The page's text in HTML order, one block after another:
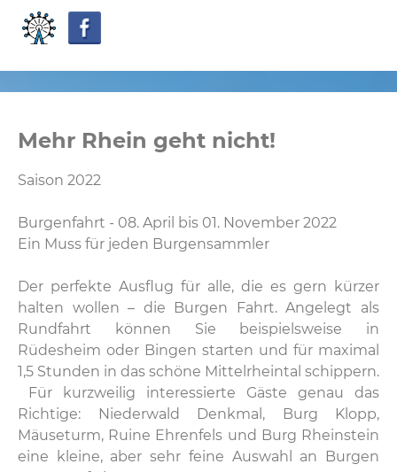
Mehr Rhein geht nicht!
Saison 2022
Burgenfahrt - 08. April bis 01. November 2022
Ein Muss für jeden Burgensammler
Der perfekte Ausflug für alle, die es gern kürzer
halten wollen – die Burgen Fahrt. Angelegt als
Rundfahrt können Sie beispielsweise in
Rüdesheim oder Bingen starten und für maximal
1,5 Stunden in das schöne Mittelrheintal schippern.
Für kurzweilig interessierte Gäste genau das
Richtige: Niederwald Denkmal, Burg Klopp,
Mäuseturm, Ruine Ehrenfels und Burg Rheinstein
eine kleine, aber sehr feine Auswahl an Burgen